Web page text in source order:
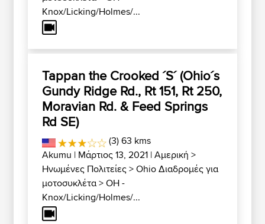
Knox/Licking/Holmes/...
Tappan the Crooked ´S´ (Ohio´s
Gundy Ridge Rd., Rt 151, Rt 250,
Moravian Rd. & Feed Springs
Rd SE)
(3) 63 kms
Akumu | Μάρτιος 13, 2021 |Αμερική >
Ηνωμένες Πολιτείες>Ohio Διαδρομές για
μοτοσυκλέτα>OH -
Knox/Licking/Holmes/...